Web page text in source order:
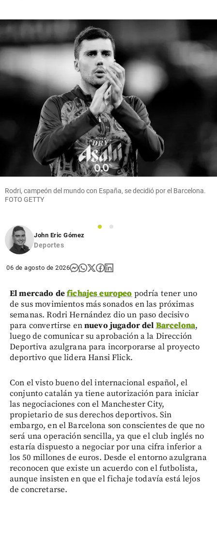
Rodri, campeón del mundo con España, se decidió por el Barcelona.
FOTO GETTY
1
2
John Eric Gómez
Deportes
06 de agosto de 2026
El mercado defichajes europeo podría tener uno
de sus movimientos más sonados en las próximas
semanas. Rodri Hernández dio un paso decisivo
para convertirse ennuevo jugador del Barcelona,
luego de comunicar su aprobación a la Dirección
Deportiva azulgrana para incorporarse al proyecto
deportivo que lidera Hansi Flick.
Con el visto bueno del internacional español, el
conjunto catalán ya tiene autorización para iniciar
las negociaciones con el Manchester City,
propietario de sus derechos deportivos. Sin
embargo, en el Barcelona son conscientes de que no
será una operación sencilla, ya que el club inglés no
estaría dispuesto a negociar por una cifra inferior a
los 50 millones de euros. Desde el entorno azulgrana
reconocen que existe un acuerdo con el futbolista,
aunque insisten en que el fichaje todavía está lejos
de concretarse.